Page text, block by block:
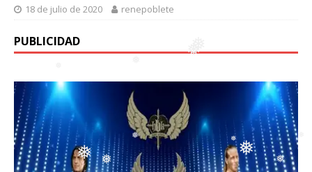
❅
❅
❅
❅
18 de julio de 2020 renepoblete
PUBLICIDAD